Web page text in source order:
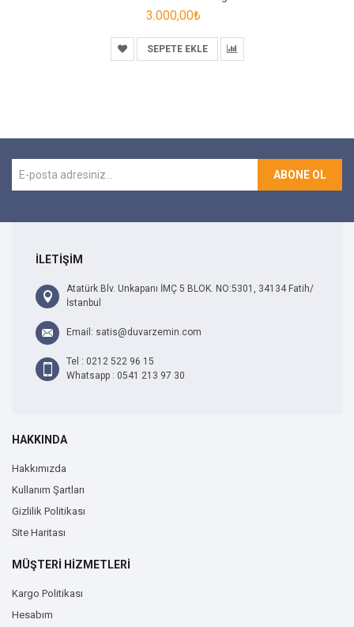
3.000,00₺
SEPETE EKLE
ABONE OL
İLETİŞİM
Atatürk Blv. Unkapanı İMÇ 5 BLOK. NO:5301, 34134 Fatih/
İstanbul
Email: satis@duvarzemin.com
Tel : 0212 522 96 15
Whatsapp : 0541 213 97 30
HAKKINDA
Hakkımızda
Kullanım Şartları
Gizlilik Politikası
Site Haritası
MÜŞTERİ HİZMETLERİ
Kargo Politikası
Hesabım